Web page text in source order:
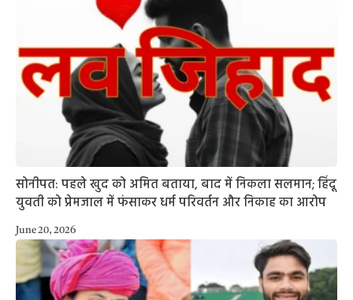
सोनीपत: पहले खुद को अमित बताया, बाद में निकला सलमान; हिंदू
युवती को प्रेमजाल में फंसाकर धर्म परिवर्तन और निकाह का आरोप
June 20, 2026